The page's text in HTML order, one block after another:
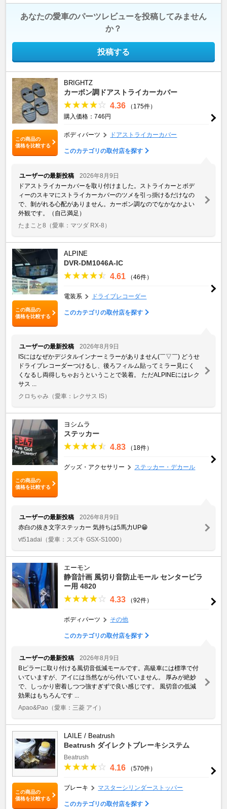
あなたの愛車のパーツレビューを投稿してみません
か？
投稿する
この商品の
価格を比較する
BRIGHTZ
カーボン調ドアストライカーカバー
4.36
（175件）
購入価格：746円
ボディパーツ ドアストライカーカバー
このカテゴリの取付店を探す
ユーザーの最新投稿
2026年8月9日
ドアストライカーカバーを取り付けました。ストライカーとボデ
ィーのスキマにストライカーカバーのツメを引っ掛けるだけなの
で、剝がれる心配がありません。カーボン調なのでなかなかよい
外観です。（自己満足）
たまこと8 （愛車：マツダ RX-8）
この商品の
価格を比較する
ALPINE
DVR-DM1046A-IC
4.61 （46件）
電装系 ドライブレコーダー
このカテゴリの取付店を探す
ユーザーの最新投稿
2026年8月9日
ISにはなぜかデジタルインナーミラーがありません(￣▽￣) どうせ
ドライブレコーダーつけるし、後ろフィルム貼ってミラー見にく
くなるし両得しちゃおうということで装着。 ただALPINEにはレク
サス ...
クロちゃみ （愛車：レクサス IS）
この商品の
価格を比較する
ヨシムラ
ステッカー
4.83 （18件）
グッズ・アクセサリー ステッカー・デカール
ユーザーの最新投稿
2026年8月9日
赤白の抜き文字ステッカー 気持ちは5馬力UP😁
vt51adai （愛車：スズキ GSX-S1000）
エーモン
静音計画 風切り音防止モール センターピラ
ー用 4820
4.33 （92件）
ボディパーツ その他
このカテゴリの取付店を探す
ユーザーの最新投稿
2026年8月9日
Bピラーに取り付ける風切音低減モールです。高級車には標準で付
いていますが、アイには当然ながら付いていません。 厚みが絶妙
で、しっかり密着しつつ強すぎずで良い感じです。 風切音の低減
効果はもちろんです ...
Apao&Pao （愛車：三菱 アイ）
この商品の
価格を比較する
LAILE / Beatrush
Beatrush ダイレクトブレーキシステム
Beatrush
4.16 （570件）
ブレーキ マスターシリンダーストッパー
このカテゴリの取付店を探す